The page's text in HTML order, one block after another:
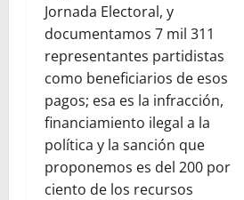
Jornada Electoral, y
documentamos 7 mil 311
representantes partidistas
como beneficiarios de esos
pagos; esa es la infracción,
financiamiento ilegal a la
política y la sanción que
proponemos es del 200 por
ciento de los recursos